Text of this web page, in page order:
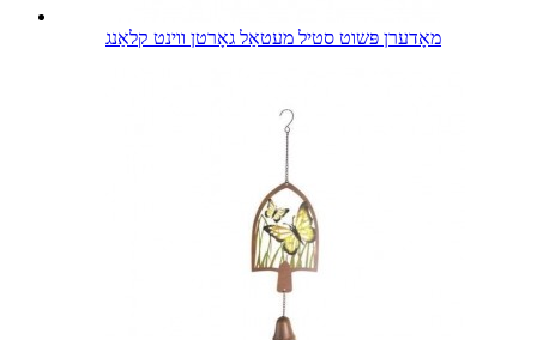
מאָדערן פּשוט סטיל מעטאַל גאָרטן ווינט קלאַנג